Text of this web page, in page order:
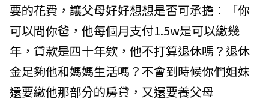
要的花費，讓父母好好想想是否可承擔：「你
可以問你爸，他每個月支付1.5w是可以繳幾
年，貸款是四十年欸，他不打算退休嗎？退休
金足夠他和媽媽生活嗎？不會到時候你們姐妹
還要繳他那部分的房貸，又還要養父母